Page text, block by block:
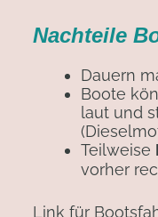
Nachteile
Dauern
Boote
laut und
Teilweise
vorher
Link für